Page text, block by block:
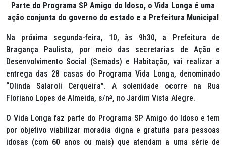
Parte do Programa SP Amigo do Idoso, o Vida Longa é uma
ação conjunta do governo do estado e a Prefeitura Municipal
Na próxima segunda-feira, 10, às 9h30, a Prefeitura de
Bragança Paulista, por meio das secretarias de Ação e
Desenvolvimento Social (Semads) e Habitação, vai realizar a
entrega das 28 casas do Programa Vida Longa, denominado
“Olinda Salaroli Cerqueira”. A solenidade ocorre na Rua
Floriano Lopes de Almeida, s/nº, no Jardim Vista Alegre.
O Vida Longa faz parte do Programa SP Amigo do Idoso e tem
por objetivo viabilizar moradia digna e gratuita para pessoas
idosas (com 60 anos ou mais) que atendam a uma série de